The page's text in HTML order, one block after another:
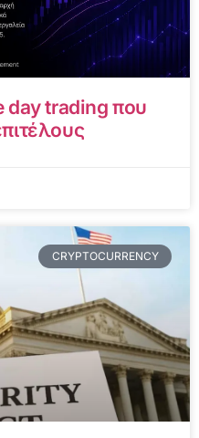
day trading που
CRYPTOCURRENCY